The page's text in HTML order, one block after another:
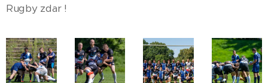
Rugby zdar !